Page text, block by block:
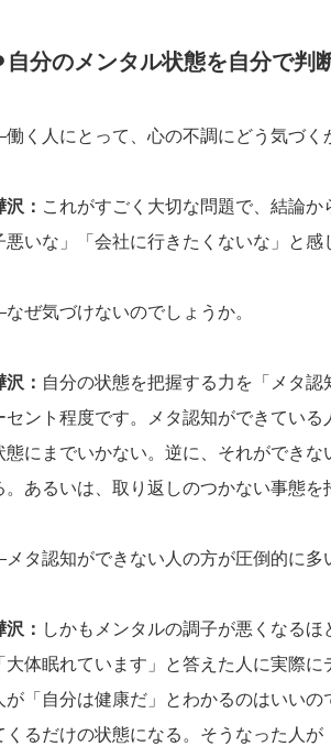
自分のメンタル状態を自分で判
く人にとって、心の不調にどう気づく
沢： これがすごく大切な問題で、結論
悪いな」「会社に行きたくないな」と
ぜ気づけないのでしょうか。
沢： 自分の状態を把握する力を「メタ
セント程度です。メタ認知ができてい
態にまでいかない。逆に、それができ
。あるいは、取り返しのつかない事態を
タ認知ができない人の方が圧倒的に多
沢： しかもメンタルの調子が悪くなる
大体眠れています」と答えた人に実際
が「自分は健康だ」とわかるのはいい
くるだけの状態になる。そうなった人